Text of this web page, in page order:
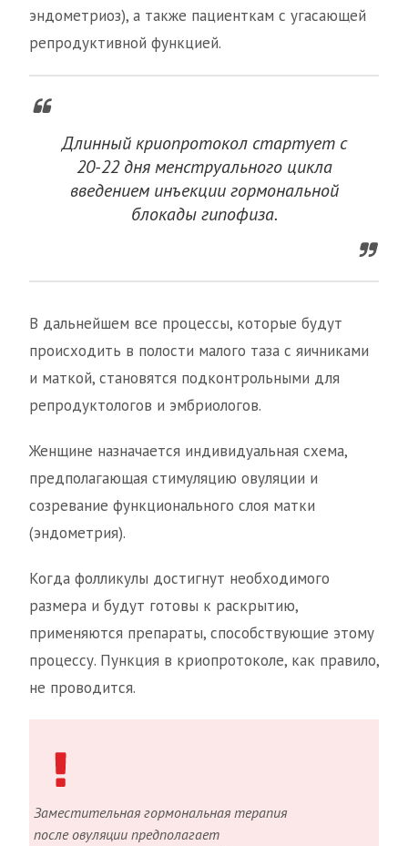
эндометриоз), а также пациенткам с угасающей
репродуктивной функцией.
Длинный криопротокол стартует с
20-22 дня менструального цикла
введением инъекции гормональной
блокады гипофиза.
В дальнейшем все процессы, которые будут
происходить в полости малого таза с яичниками
и маткой, становятся подконтрольными для
репродуктологов и эмбриологов.
Женщине назначается индивидуальная схема,
предполагающая стимуляцию овуляции и
созревание функционального слоя матки
(эндометрия).
Когда фолликулы достигнут необходимого
размера и будут готовы к раскрытию,
применяются препараты, способствующие этому
процессу. Пункция в криопротоколе, как правило,
не проводится.
Заместительная гормональная терапия
после овуляции предполагает